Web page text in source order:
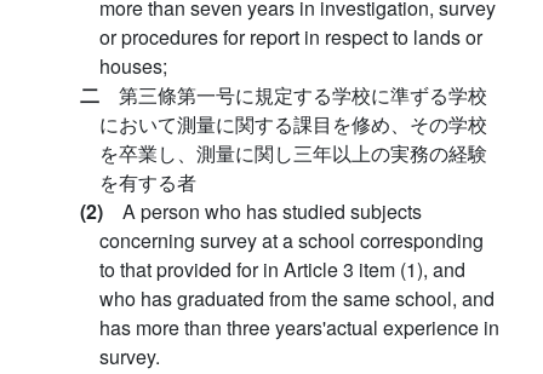
more than seven years in investigation, survey
or procedures for report in respect to lands or
houses;
二 第三條第一号に規定する学校に準ずる学校
において測量に関する課目を修め、その学校
を卒業し、測量に関し三年以上の実務の経験
を有する者
(2) A person who has studied subjects
concerning survey at a school corresponding
to that provided for in Article 3 item (1), and
who has graduated from the same school, and
has more than three years'actual experience in
survey.